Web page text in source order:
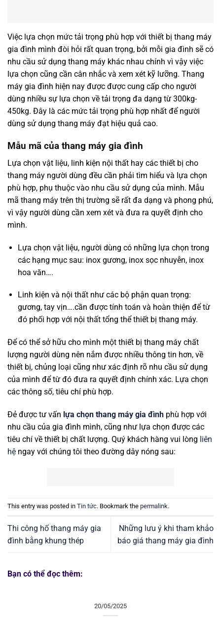
Việc lựa chọn mức tải trọng phù hợp với thiết bị thang máy
gia đình mình đòi hỏi rất quan trọng, bởi mỗi gia đình sẽ có
nhu cầu sử dụng thang máy khác nhau chính vì vậy việc
lựa chọn cũng cần cân nhắc và xem xét kỹ lưỡng. Thang
máy gia đình hiện nay được được cung cấp cho người
dùng nhiều sự lựa chọn về tải trọng đa dạng từ 300kg-
450kg. Đây là các mức tải trọng phù hợp nhất để người
dùng sử dụng thang máy đạt hiệu quả cao.
Mẫu mã của thang máy gia đình
Lựa chọn vật liệu, linh kiện nội thất hay các thiết bị cho
thang máy người dùng đều cần phải tìm hiểu và lựa chọn
phù hợp, phụ thuộc vào nhu cầu sử dụng của mình. Mẫu
mã thang máy trên thị trường sẽ rất đa dạng và phong phú,
vì vậy người dùng cần xem xét và đưa ra quyết định cho
mình.
Lựa chọn vật liệu, người dùng có những lựa chọn trong
các hạng mục sau: inox gương, inox sọc nhuyễn, inox
hoa văn….
Linh kiện và nội thất như các bộ phận quan trọng:
gương, tay vịn….cần được tính toán và hoàn thiện để từ
đó phối hợp với nội thất tổng thể thiết bị thang máy.
Để có thể sở hữu cho mình một thiết bị thang máy chất
lượng người dùng nên nắm được nhiều thông tin hơn, về
thiết bị, chủng loại cũng như xác định rõ nhu cầu sử dụng
của mình để từ đó đưa ra quyết định chính xác. Lựa chọn
các thông số, tiêu chí phù hợp.
Đẻ được tư vấn lựa chọn thang máy gia đình phù hợp với
nhu cầu của gia đình mình, cũng như lựa chọn được các
tiêu chí về thiết bị chất lượng. Quý khách hàng vui lòng liên
hệ ngay với chúng tôi theo đường dây nóng sau:
This entry was posted in Tin tức. Bookmark the permalink.
Thi công hố thang máy gia
đình bằng khung thép
Những lưu ý khi tham khảo
báo giá thang máy gia đình
Bạn có thể đọc thêm:
20/05/2025